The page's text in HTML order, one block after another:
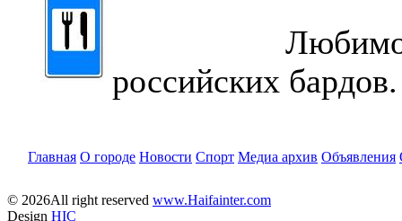
Любимое
российских бардов.
Главная О городе Новости Спорт Медиа архив Объявления
© 2026All right reserved www.Haifainter.com
Design HIC